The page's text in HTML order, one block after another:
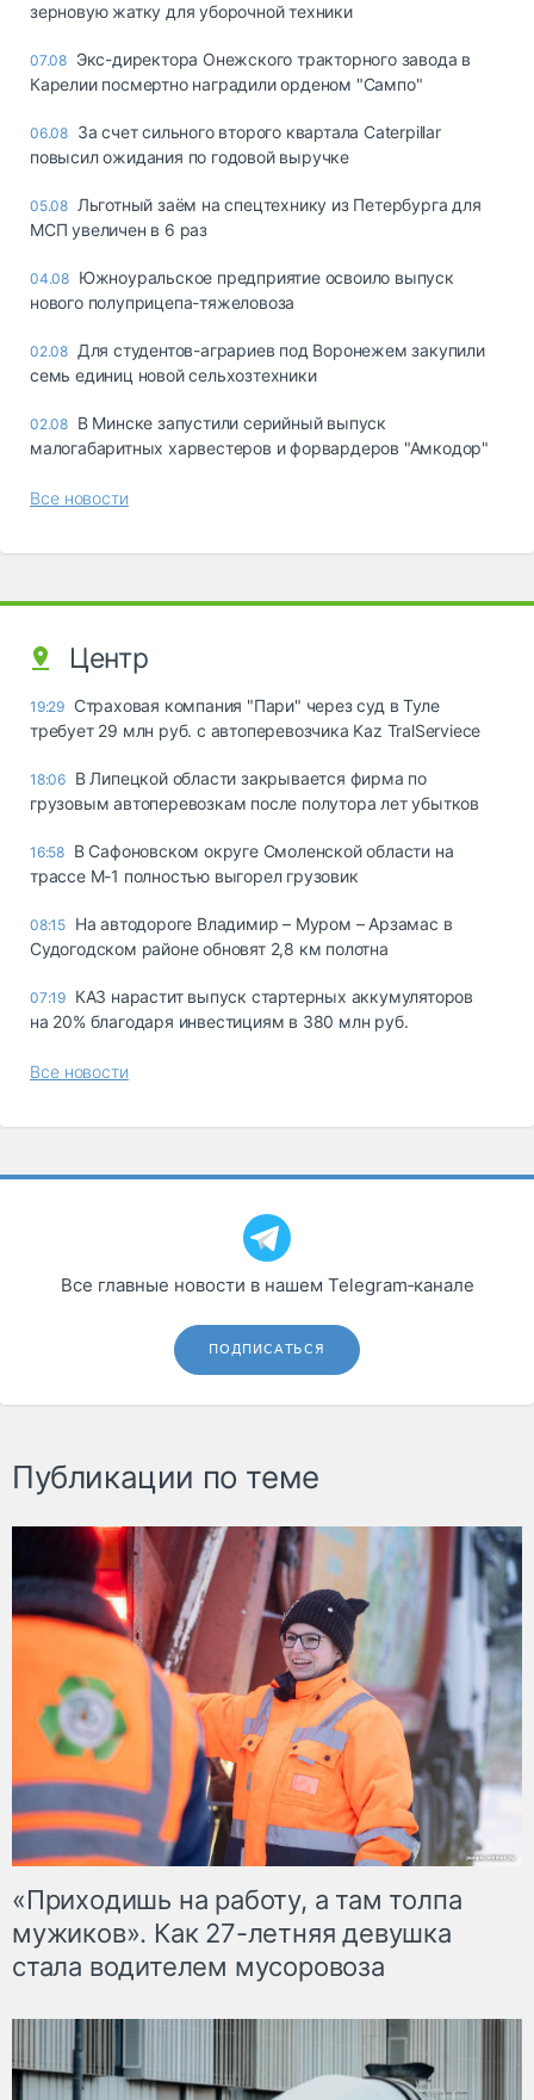
зерновую жатку для уборочной техники
07.08 Экс-директора Онежского тракторного завода в
Карелии посмертно наградили орденом "Сампо"
06.08 За счет сильного второго квартала Caterpillar
повысил ожидания по годовой выручке
05.08 Льготный заём на спецтехнику из Петербурга для
МСП увеличен в 6 раз
04.08 Южноуральское предприятие освоило выпуск
нового полуприцепа-тяжеловоза
02.08 Для студентов-аграриев под Воронежем закупили
семь единиц новой сельхозтехники
02.08 В Минске запустили серийный выпуск
малогабаритных харвестеров и форвардеров "Амкодор"
Все новости
Центр
19:29 Страховая компания "Пари" через суд в Туле
требует 29 млн руб. с автоперевозчика Kaz TralServiece
18:06 В Липецкой области закрывается фирма по
грузовым автоперевозкам после полутора лет убытков
16:58 В Сафоновском округе Смоленской области на
трассе М-1 полностью выгорел грузовик
08:15 На автодороге Владимир – Муром – Арзамас в
Судогодском районе обновят 2,8 км полотна
07:19 КАЗ нарастит выпуск стартерных аккумуляторов
на 20% благодаря инвестициям в 380 млн руб.
Все новости
Все главные новости в нашем Telegram‑канале
ПОДПИСАТЬСЯ
Публикации по теме
«Приходишь на работу, а там толпа
мужиков». Как 27-летняя девушка
стала водителем мусоровоза